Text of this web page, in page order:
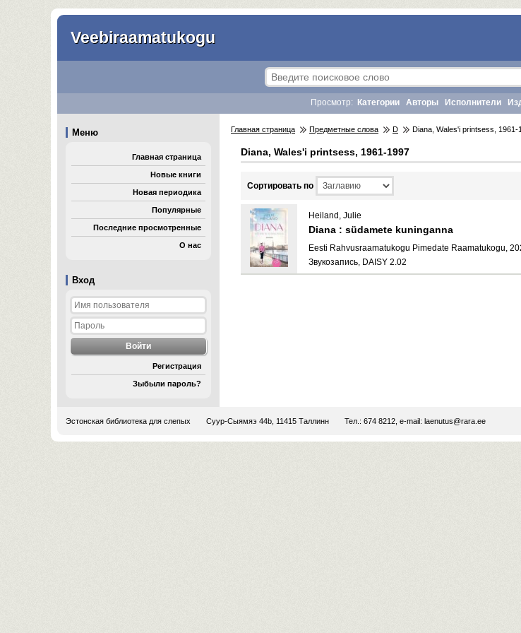
Veebiraamatukogu
Вход
Регистрация
Зыбыли пароль?
Просмотр: Категории Авторы Исполнители
Меню
Главная страница
Новые книги
Новая периодика
Популярные
Последние просмотренные
О нас
Главная страница Предметные слова D Diana, Wales'i printsess, 1961-
Diana, Wales'i printsess, 1961-1997
Cортировать по
Heiland, Julie
Diana : südamete kuninganna
Eesti Rahvusraamatukogu Pimedate Raamatukogu,
Звукозапись, DAISY 2.02
Эстонская библиотека для слепых Суур-Сыямяэ 44b, 11415 Таллинн Тел.: 674 8212, e-mail: laenutus@rara.ee